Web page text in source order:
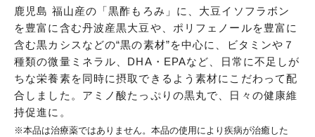
鹿児島 福山産の「黒酢もろみ」に、大豆イソフラボン
を豊富に含む丹波産黒大豆や、ポリフェノールを豊富に
含む黒カシスなどの“黒の素材”を中心に、ビタミンや７
種類の微量ミネラル、DHA・EPAなど、日常に不足しが
ちな栄養素を同時に摂取できるよう素材にこだわって配
合しました。アミノ酸たっぷりの黒丸で、日々の健康維
持促進に。
※本品は治療薬ではありません。本品の使用により疾病が治癒した